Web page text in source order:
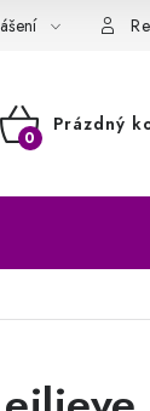
NÁKUPNÍ
Prázdný